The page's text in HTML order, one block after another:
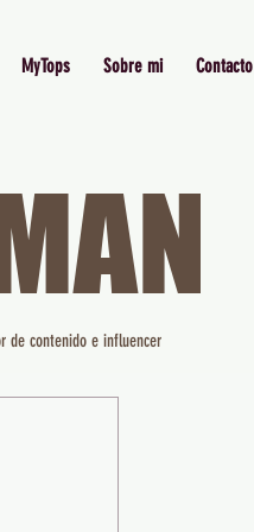
MyTops Sobre mi Contacto
de contenido e influencer